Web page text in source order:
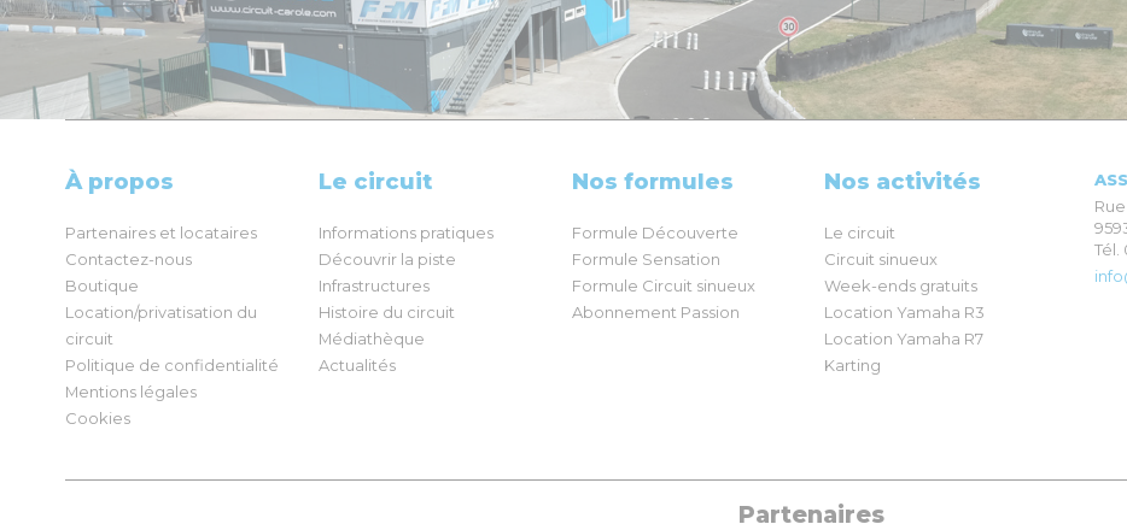
À propos
Partenaires et locataires
Contactez-nous
Boutique
Location/privatisation du
circuit
Politique de confidentialité
Mentions légales
Cookies
Le circuit
Informations pratiques
Découvrir la piste
Infrastructures
Histoire du circuit
Médiathèque
Actualités
Nos formules
Formule Découverte
Formule Sensation
Formule Circuit sinueux
Abonnement Passion
Nos activités
Le circuit
Circuit sinueux
Week-ends gratuits
Location Yamaha R3
Location Yamaha R7
Karting
Tél.
Partenaires